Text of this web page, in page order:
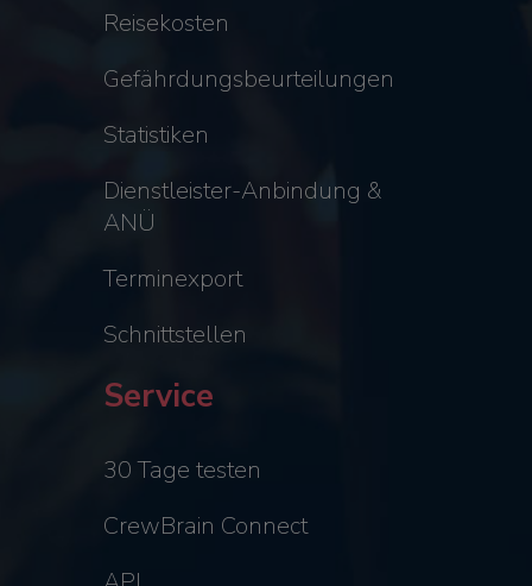
Reisekosten
Gefährdungsbeurteilungen
Statistiken
Dienstleister-Anbindung &
ANÜ
Terminexport
Schnittstellen
Service
30 Tage testen
CrewBrain Connect